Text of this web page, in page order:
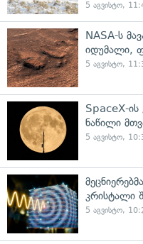
5 აგვისტო,
NASA-ს
იდუმალი,
5 აგვისტო,
SpaceX-
ნაწილი
5 აგვისტო,
კრისტალი
5 აგვისტო,